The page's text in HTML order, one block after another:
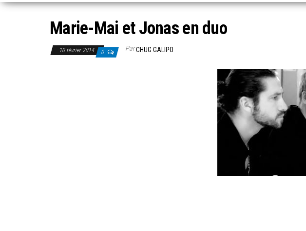
Marie-Mai et Jonas en duo
10 février 2014 0 ParCHUG GALIPO